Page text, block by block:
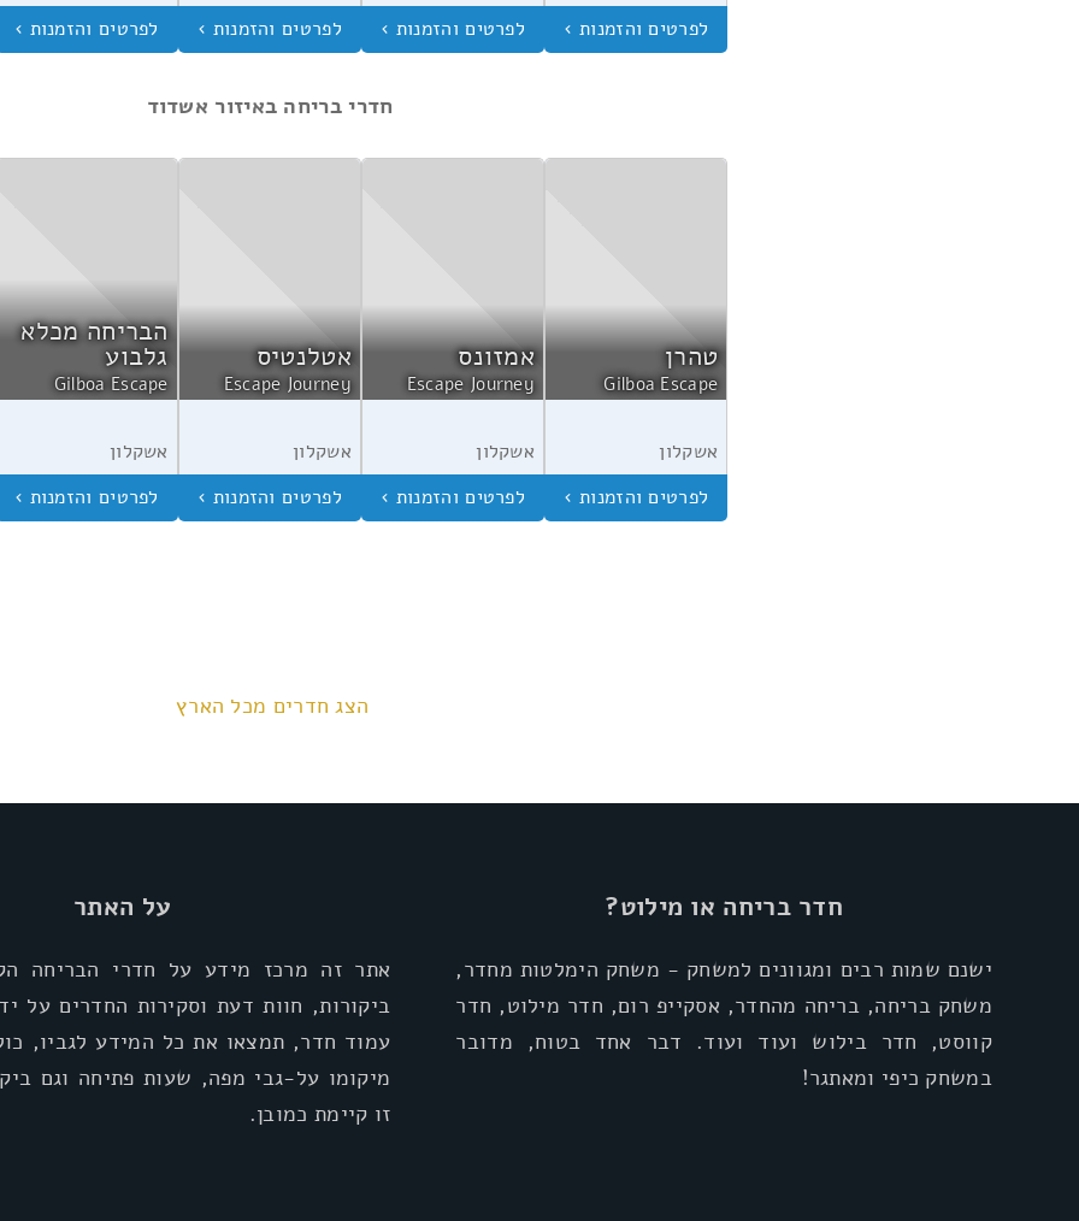
חדרי בריחה באיזור אשדוד
טהרן
Gilboa Escape
אשקלון
אמזונס
Escape Journey
אשקלון
אטלנטיס
Escape Journey
אשקלון
הבריחה מכלא
גלבוע
Gilboa Escape
אשקלון
הצג חדרים מכל הארץ
חדר בריחה או מילוט?
ישנם שמות רבים ומגוונים למשחק - משחק הימלטות מחדר,
משחק בריחה, בריחה מהחדר, אסקייפ רום, חדר מילוט, חדר
קווסט, חדר בילוש ועוד ועוד. דבר אחד בטוח, מדובר
במשחק כיפי ומאתגר!
על האתר
אתר זה מרכז מידע על חדרי הבריחה
ביקורות, חוות דעת וסקירות החדרים על
עמוד חדר, תמצאו את כל המידע לגביו,
מיקומו על-גבי מפה, שעות פתיחה וגם
זו קיימת כמובן.